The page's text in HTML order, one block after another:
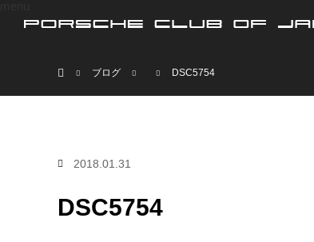
ブログ
DSC5754
2018.01.31
DSC5754